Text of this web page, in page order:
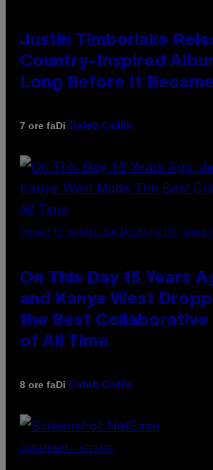
Justin Timberlake
Country-Inspired
Long Before It
7 ore faDi Caleb Catlin
(PHOTO BY DANIEL BOCZARSKI/GETTY
On This Day 15 Years
and Kanye West
the Best Collaborative
of All Time
8 ore faDi Caleb Catlin
SCREENSHOT: NETEASE